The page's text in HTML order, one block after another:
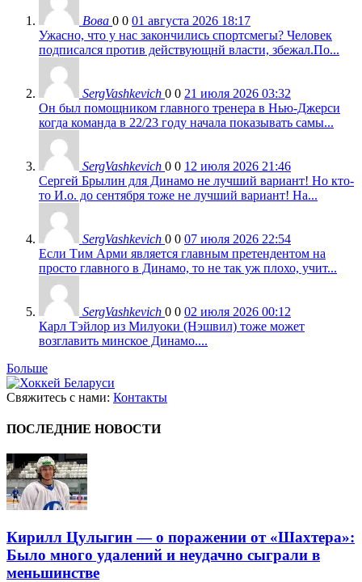
Вова 0 0 01 августа 2026 18:17
Ужасно, что у нас закончились спортсмегы? Человек
подписался против действующнй власти, збежал.По...
SergVashkevich 0 0 21 июля 2026 03:32
Он был помощником главного тренера в Нью-Джерси
когда команда в 22/23 году начала показывать самы...
SergVashkevich 0 0 12 июля 2026 21:46
Сергей Брылин для Динамо не лучший вариант! Но кто-
то И.о. до сентября тоже не лучший вариант! На...
SergVashkevich 0 0 07 июля 2026 22:54
Если Тим Арми является главным претендентом на
просто главного в Динамо, то не так уж плохо, учит...
SergVashkevich 0 0 02 июля 2026 00:12
Карл Тэйлор из Милуоки (Нэшвил) тоже может
возглавить минское Динамо....
Больше
Свяжитесь с нами: Контакты
ПОСЛЕДНИЕ НОВОСТИ
Кирилл Цулыгин — о поражении от «Шахтера»:
Было много удалений и неудачно сыграли в
меньшинстве